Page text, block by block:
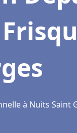
à Nuits Saint